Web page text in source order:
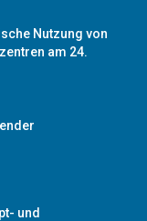
Nutzung von
am 24.
und